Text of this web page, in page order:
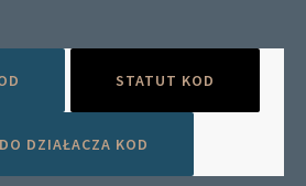
STATUT KOD
DZIAŁACZA KOD